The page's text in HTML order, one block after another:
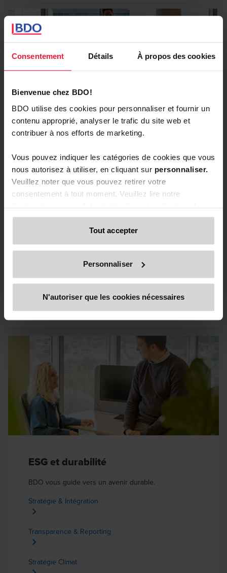
Consentement Détails À propos des cookies
Bienvenue chez BDO!
BDO utilise des cookies pour personnaliser et fournir un
contenu approprié, analyser le trafic du site web et
contribuer à nos efforts de marketing.
Vous pouvez indiquer les catégories de cookies que vous
nous autorisez à utiliser, en cliquant sur personnaliser.
Veuillez noter que vous pouvez retirer votre
consentement à tout moment. Veuillez lire notre
Déclaration de confidentialité liée à l’utilisation des
cookieset notreDéclaration de confidentialité pour
les visiteurs du site websi vous souhaitez en savoir
plus sur le traitement de vos données personnelles, vos
retirer votre consentement.
, est légitime et fiable. Tout autre site Web,
autorisé et potentiellement frauduleux. Nous demandons
à tous les utilisateurs de faire preuve de prudence et de
vigilance lorsqu'ils rencontrent des sites Web ou des
communications qui semblent usurper l'identité de BDO
ou de ses sociétés membres. Si vous soupçonnez qu'un
domaine ou un site Web usurpe l'identité de BDO,
veuillez le signaler immédiatement à
Tout accepter
Personnaliser
N'autoriser que les cookies nécessaires
Tax
Confiez-nous la gestion de la fiscalité liée à vos
activités afin de consacrer toute votre énergie à la
croissance de votre entreprise.
Fiscalité Internationale
ESG et durabilité
BDO vous guide vers un avenir durable.
Stratégie & Intégration
Transparence & Reporting
Stratégie Climat